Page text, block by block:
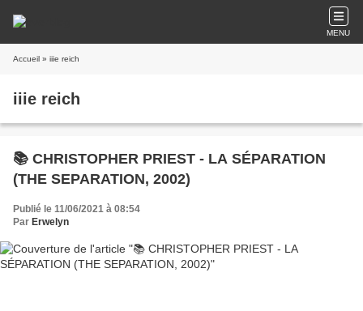
MENU
Accueil » iiie reich
iiie reich
📚 CHRISTOPHER PRIEST - LA SÉPARATION
(THE SEPARATION, 2002)
Publié le 11/06/2021 à 08:54
Par Erwelyn